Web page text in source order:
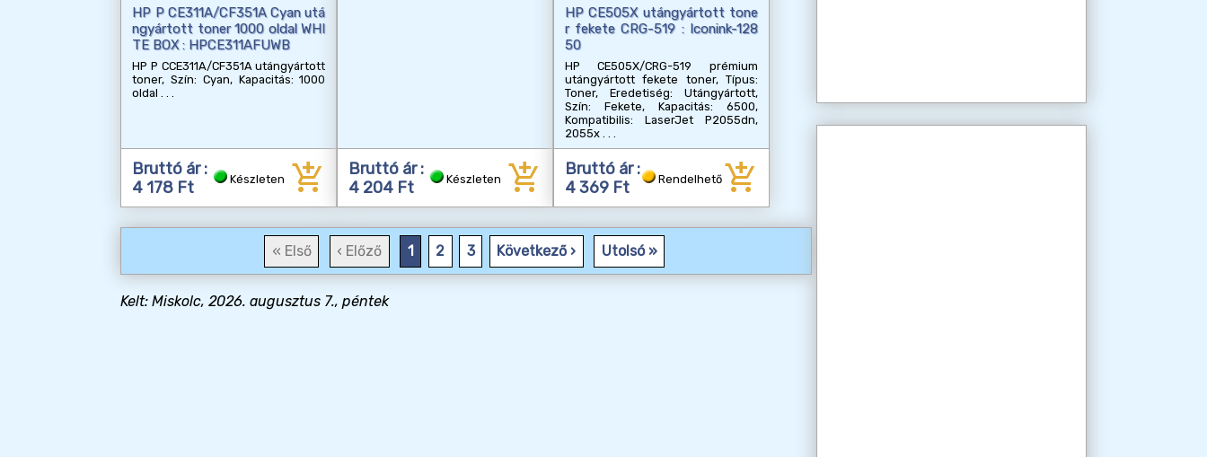
HP P CE311A/CF351A Cyan utá
ngyártott toner 1000 oldal WHI
TE BOX : HPCE311AFUWB
HP P CCE311A/CF351A utángyártott
toner, Szín: Cyan, Kapacitás: 1000
oldal
Bruttó ár :
4 178 Ft
Készleten add_shopping_cart
Bruttó ár :
4 204 Ft
Készleten add_shopping_cart
HP CE505X utángyártott tone
r fekete CRG-519 : Iconink-128
50
HP CE505X/CRG-519 prémium
utángyártott fekete toner, Típus:
Toner, Eredetiség: Utángyártott,
Szín: Fekete, Kapacitás: 6500,
Kompatibilis: LaserJet P2055dn,
2055x
Bruttó ár :
4 369 Ft
Rendelhető add_shopping_cart
« Első ‹ Előző 1 2 3 Következő › Utolsó »
Kelt: Miskolc, 2026. augusztus 7., péntek